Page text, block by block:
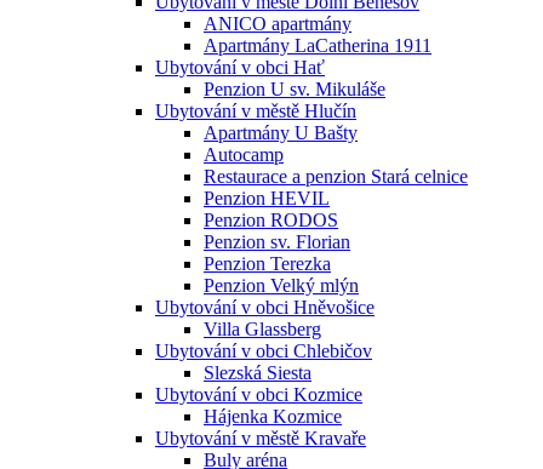
ANICO apartmány
Apartmány LaCatherina 1911
Ubytování v obci Hať
Penzion U sv. Mikuláše
Ubytování v městě Hlučín
Apartmány U Bašty
Autocamp
Restaurace a penzion Stará celnice
Penzion HEVIL
Penzion RODOS
Penzion sv. Florian
Penzion Terezka
Penzion Velký mlýn
Ubytování v obci Hněvošice
Villa Glassberg
Ubytování v obci Chlebičov
Slezská Siesta
Ubytování v obci Kozmice
Hájenka Kozmice
Ubytování v městě Kravaře
Buly aréna